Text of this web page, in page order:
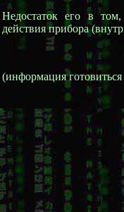
Недостаток его в
действия прибора
(информация